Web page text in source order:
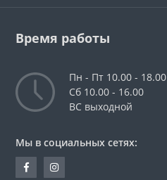
Время работы
Пн - Пт 10.00 - 18.00
Сб 10.00 - 16.00
ВС выходной
Мы в социальных сетях: